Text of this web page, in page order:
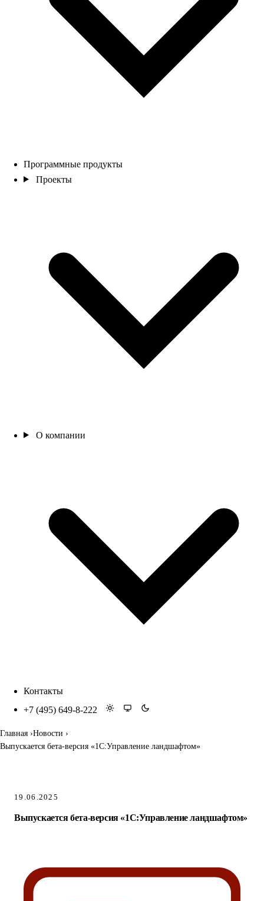
Программные продукты
Проекты
О компании
Контакты
+7 (495) 649-8-222
Главная Новости
Выпускается бета-версия «1С:Управление ландшафтом»
19.06.2025
Выпускается бета-версия «1С:Управление ландшафтом»